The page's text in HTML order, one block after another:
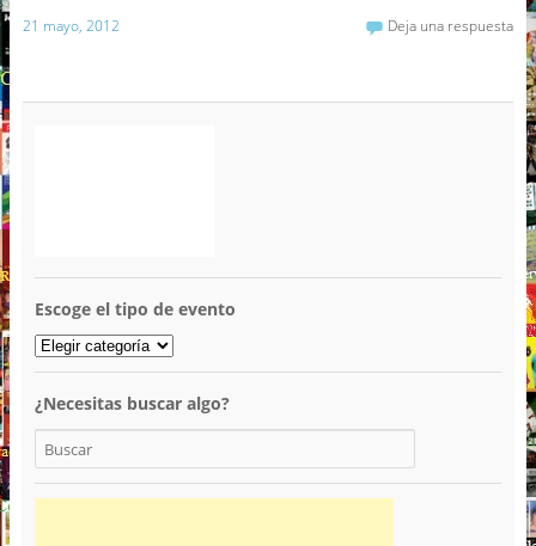
21 mayo, 2012 Deja una respuesta
Escoge el tipo de evento
¿Necesitas buscar algo?